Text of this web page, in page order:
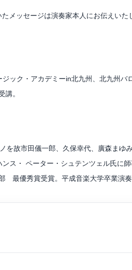
メッセージは演奏家本人にお伝えいた
ック・アカデミーin北九州、北九州バ
講。
北九州市芸術文化振興財団による響ホ
モニー管弦楽団団員。
故市田儀一郎、久保幸代、廣森まゆ
ス・ ペーター・シュテンツェル氏に
優秀賞受賞。平成音楽大学卒業演
ーや作曲をしたクローバーを演奏。
おはなし」、同年8月には夏休み平和